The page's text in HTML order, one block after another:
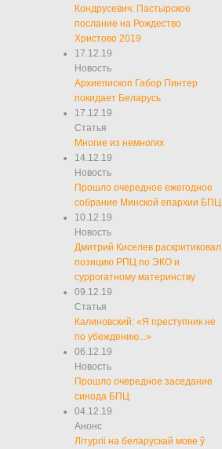
Кондрусевич. Пастырское
послание на Рождество
Христово 2019
17.12.19
Новость
Архиепископ Габор Пинтер
покидает Беларусь
17.12.19
Статья
Многие из немногих
14.12.19
Новость
Прошло очередное ежегодное
собрание Минской епархии БПЦ
10.12.19
Новость
Дмитрий Киселев раскритиковал
позицию РПЦ по ЭКО и
суррогатному материнству
09.12.19
Статья
Калиновский: «Я преступник не
по убеждению...»
06.12.19
Новость
Прошло очередное заседание
синода БПЦ
04.12.19
Анонс
Літургіі на беларускай мове ў